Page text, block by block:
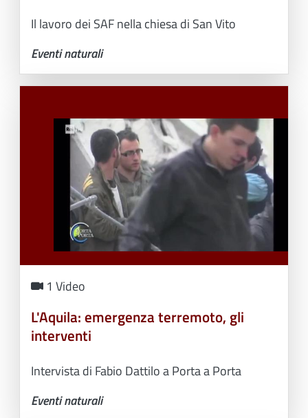
Il lavoro dei SAF nella chiesa di San Vito
Eventi naturali
1 Video
L'Aquila: emergenza terremoto, gli
interventi
Intervista di Fabio Dattilo a Porta a Porta
Eventi naturali